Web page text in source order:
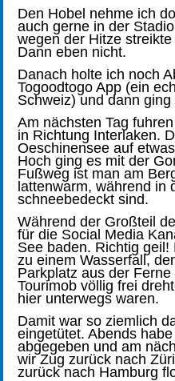
Den Hobel nehme ich
auch gerne in der
wegen der Hitze
Dann eben nicht.
Danach holte ich noch
Togoodtogo App (ein
Schweiz) und dann
Am nächsten Tag
in Richtung Interlaken.
Oeschinensee auf
Hoch ging es mit der
Fußweg ist man am
lattenwarm, während in
schneebedeckt sind.
Während der Großteil
für die Social Media
See baden. Richtig
zu einem Wasserfall,
Parkplatz aus der
Tourimob völlig frei
hier unterwegs waren.
Damit war so ziemlich
eingetütet. Abends
abgegeben und am
wir Zug zurück nach
zurück nach Hamburg